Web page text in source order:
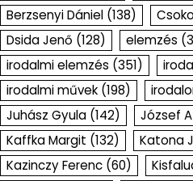
Berzsenyi Dániel (138)
Dsida Jenő (128) elemzés
irodalmi elemzés (351)
irodalmi művek (198)
Juhász Gyula (142) József
Kaffka Margit (132) Katona
Kazinczy Ferenc (60)